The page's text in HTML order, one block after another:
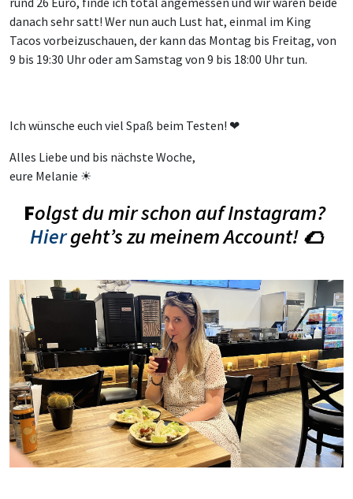
danach sehr satt! Wer nun auch Lust hat, einmal im King
Tacos vorbeizuschauen, der kann das Montag bis Freitag, von
9 bis 19:30 Uhr oder am Samstag von 9 bis 18:00 Uhr tun.
Ich wünsche euch viel Spaß beim Testen! ❤
Alles Liebe und bis nächste Woche,
eure Melanie ☀
Folgst du mir schon auf Instagram?
Hiergeht’s zu meinem Account! 🌮